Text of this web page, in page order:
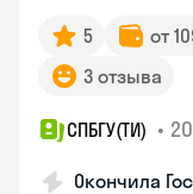
5 от
3 отзыва
СПБГУ(ТИ) •
Окончила